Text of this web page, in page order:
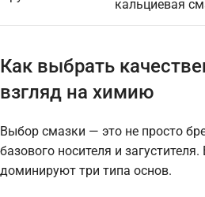
кальциевая
Как выбрать
взгляд на химию
Выбор смазки — это не просто
базового носителя и
доминируют три типа основ.